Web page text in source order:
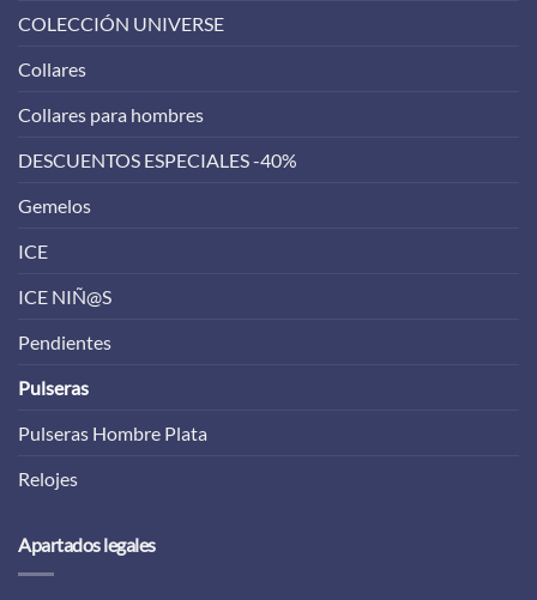
COLECCIÓN UNIVERSE
Collares
Collares para hombres
DESCUENTOS ESPECIALES -40%
Gemelos
ICE
ICE NIÑ@S
Pendientes
Pulseras
Pulseras Hombre Plata
Relojes
Apartados legales